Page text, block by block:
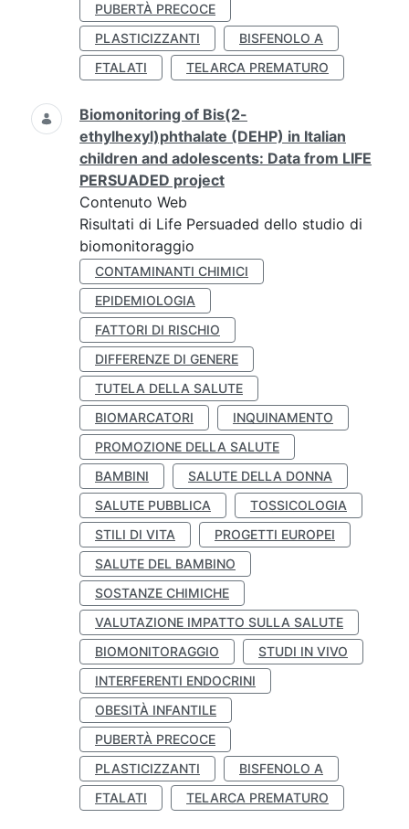
PUBERTÀ PRECOCE
PLASTICIZZANTI
BISFENOLO A
FTALATI
TELARCA PREMATURO
Biomonitoring of Bis(2-
ethylhexyl)phthalate (DEHP) in Italian
children and adolescents: Data from LIFE
PERSUADED project
Contenuto Web
Risultati di Life Persuaded dello studio di
biomonitoraggio
CONTAMINANTI CHIMICI
EPIDEMIOLOGIA
FATTORI DI RISCHIO
DIFFERENZE DI GENERE
TUTELA DELLA SALUTE
BIOMARCATORI
INQUINAMENTO
PROMOZIONE DELLA SALUTE
BAMBINI
SALUTE DELLA DONNA
SALUTE PUBBLICA
TOSSICOLOGIA
STILI DI VITA
PROGETTI EUROPEI
SALUTE DEL BAMBINO
SOSTANZE CHIMICHE
VALUTAZIONE IMPATTO SULLA SALUTE
BIOMONITORAGGIO
STUDI IN VIVO
INTERFERENTI ENDOCRINI
OBESITÀ INFANTILE
PUBERTÀ PRECOCE
PLASTICIZZANTI
BISFENOLO A
FTALATI
TELARCA PREMATURO